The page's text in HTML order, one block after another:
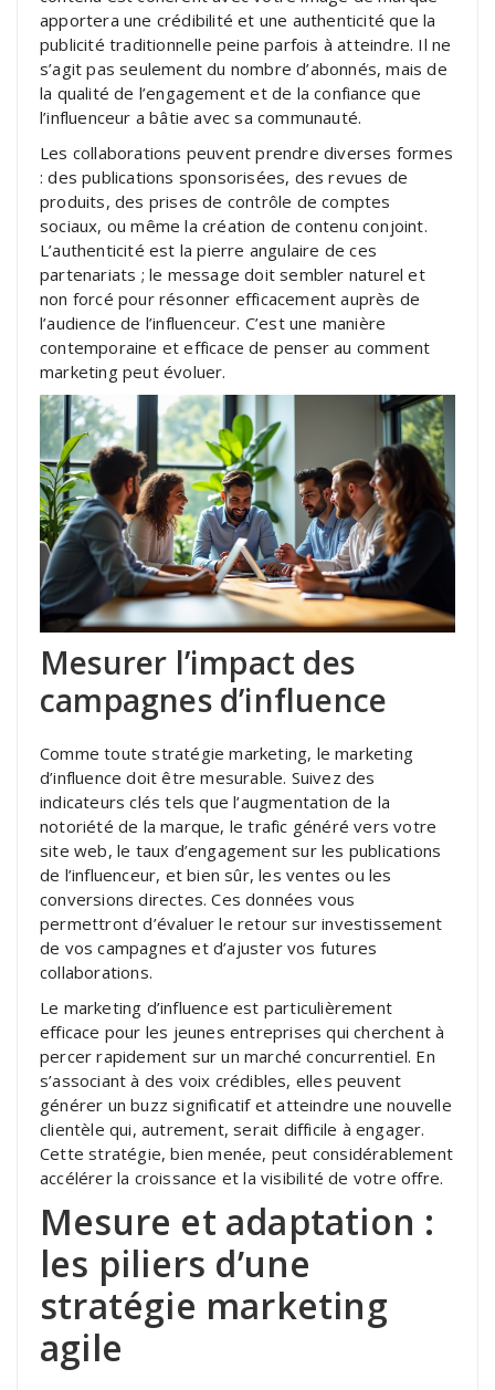
apportera une crédibilité et une authenticité que la
publicité traditionnelle peine parfois à atteindre. Il ne
s’agit pas seulement du nombre d’abonnés, mais de
la qualité de l’engagement et de la confiance que
l’influenceur a bâtie avec sa communauté.
Les collaborations peuvent prendre diverses formes
: des publications sponsorisées, des revues de
produits, des prises de contrôle de comptes
sociaux, ou même la création de contenu conjoint.
L’authenticité est la pierre angulaire de ces
partenariats ; le message doit sembler naturel et
non forcé pour résonner efficacement auprès de
l’audience de l’influenceur. C’est une manière
contemporaine et efficace de penser au comment
marketing peut évoluer.
Mesurer l’impact des
campagnes d’influence
Comme toute stratégie marketing, le marketing
d’influence doit être mesurable. Suivez des
indicateurs clés tels que l’augmentation de la
notoriété de la marque, le trafic généré vers votre
site web, le taux d’engagement sur les publications
de l’influenceur, et bien sûr, les ventes ou les
conversions directes. Ces données vous
permettront d’évaluer le retour sur investissement
de vos campagnes et d’ajuster vos futures
collaborations.
Le marketing d’influence est particulièrement
efficace pour les jeunes entreprises qui cherchent à
percer rapidement sur un marché concurrentiel. En
s’associant à des voix crédibles, elles peuvent
générer un buzz significatif et atteindre une nouvelle
clientèle qui, autrement, serait difficile à engager.
Cette stratégie, bien menée, peut considérablement
accélérer la croissance et la visibilité de votre offre.
Mesure et adaptation :
les piliers d’une
stratégie marketing
agile